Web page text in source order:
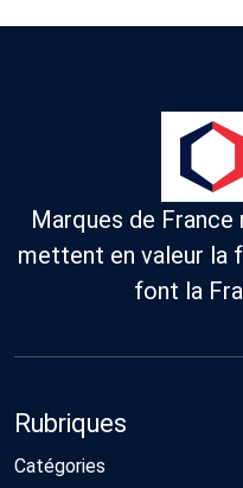
Marques de
mettent en valeur la
font la
Rubriques
Catégories